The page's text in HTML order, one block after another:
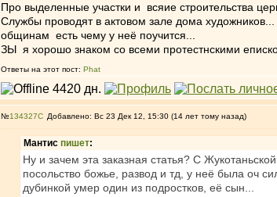
Про выделенные участки и всяие строительства
Службы проводят в актовом зале дома
общинам есть чему у неё поучится...
ЗЫ я хорошо знаком со всеми протестнскими
Ответы на этот пост: Phat
№134327 Добавлено: Вс 23 Дек 12, 15:30 (14 лет тому назад)
Мантис пишет:
Ну и зачем эта заказная статья? С
посольство божье, развод и тд, у неё была оч
дубинкой умер один из подростков, её сын...